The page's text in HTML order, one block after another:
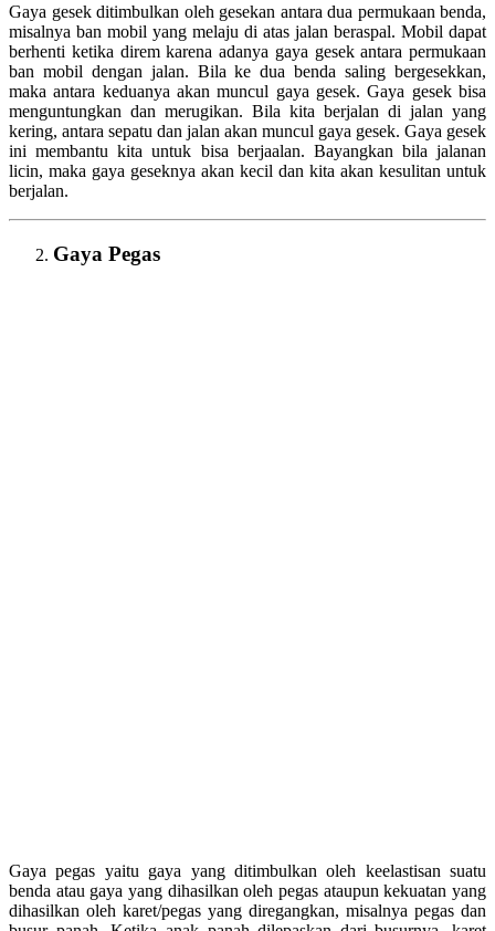
Gaya gesek ditimbulkan oleh gesekan antara dua permukaan benda,
misalnya ban mobil yang melaju di atas jalan beraspal. Mobil dapat
berhenti ketika direm karena adanya gaya gesek antara permukaan
ban mobil dengan jalan. Bila ke dua benda saling bergesekkan,
maka antara keduanya akan muncul gaya gesek. Gaya gesek bisa
menguntungkan dan merugikan. Bila kita berjalan di jalan yang
kering, antara sepatu dan jalan akan muncul gaya gesek. Gaya gesek
ini membantu kita untuk bisa berjaalan. Bayangkan bila jalanan
licin, maka gaya geseknya akan kecil dan kita akan kesulitan untuk
berjalan.
Gaya Pegas
Gaya pegas yaitu gaya yang ditimbulkan oleh keelastisan suatu
benda atau gaya yang dihasilkan oleh pegas ataupun kekuatan yang
dihasilkan oleh karet/pegas yang diregangkan, misalnya pegas dan